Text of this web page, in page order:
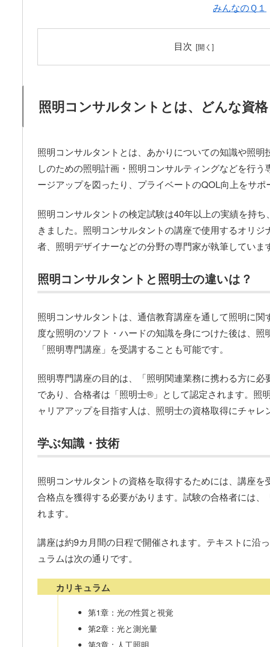
みんなのＱ１
目次
照明コンサルタントとは、どんな資格
照明コンサルタントとは、あかりについての知識や照
しのための照明計画・照明コンサルティングなどを行
ージアップを図ったり、プライベートのQOL向上をサポ
照明コンサルタントの検定試験は40年以上の実績を持
きました。照明コンサルタントの講座で使用するオリ
者、照明デザイナーなどの分野の専門家が執筆していま
照明コンサルタントと照明士の違いは？
照明コンサルタントは、通信教育講座を通して照明に
度な照明のソフト・ハードの知識を身につけた後は、
「照明専門講座」を受講することも可能です。
照明専門講座の目的は、「照明関連業務に携わる方に必
であり、合格者は「照明士®」として認定されます。照
ャリアアップを目指す人は、照明士の資格取得にチャレ
学ぶ知識・技術
照明コンサルタントの資格を取得するためには、講座
合格点を獲得する必要があります。試験の合格者には
れます。
講座は約9カ月間の日程で開催されます。テキストに沿
ュラムは次の通りです。
カリキュラム
第1章：光の性質と視覚
第2章：光と測光量